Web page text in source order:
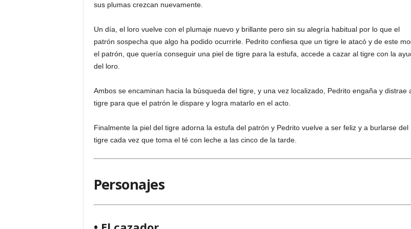
sus plumas crezcan nuevamente.
Un día, el loro vuelve con el plumaje nuevo y brillante pero sin su alegría habitual por lo que el
patrón sospecha que algo ha podido ocurrirle. Pedrito confiesa que un tigre le atacó y de este
el patrón, que quería conseguir una piel de tigre para la estufa, accede a cazar al tigre con la
del loro.
Ambos se encaminan hacia la búsqueda del tigre, y una vez localizado, Pedrito engaña y distrae
tigre para que el patrón le dispare y logra matarlo en el acto.
Finalmente la piel del tigre adorna la estufa del patrón y Pedrito vuelve a ser feliz y a burlarse del
tigre cada vez que toma el té con leche a las cinco de la tarde.
Personajes